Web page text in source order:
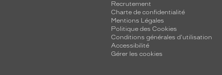
Recrutement
Charte de confidentialité
Mentions Légales
Politique des Cookies
Conditions générales d'utilisation
Accessibilité
Gérer les cookies